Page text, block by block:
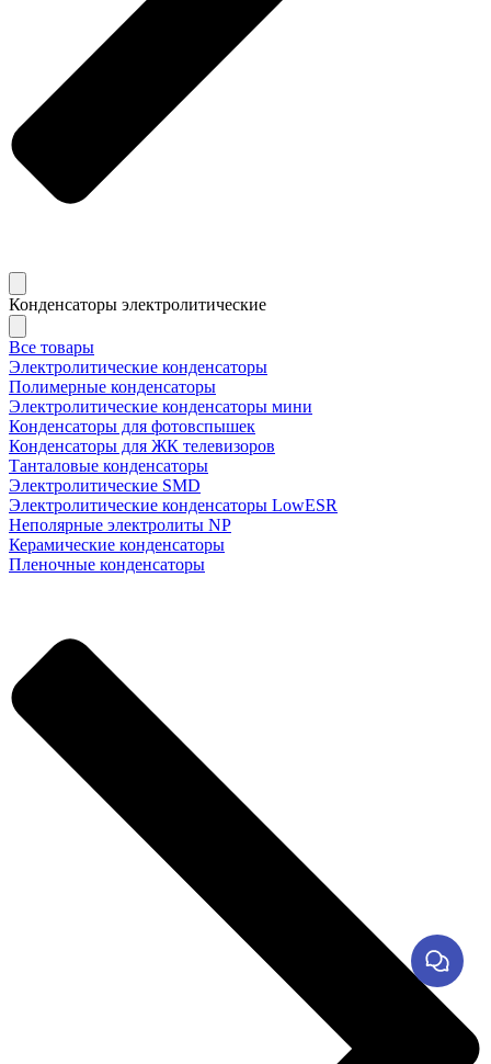
Конденсаторы электролитические
Все товары
Электролитические конденсаторы
Полимерные конденсаторы
Электролитические конденсаторы мини
Конденсаторы для фотовспышек
Конденсаторы для ЖК телевизоров
Танталовые конденсаторы
Электролитические SMD
Электролитические конденсаторы LowESR
Неполярные электролиты NP
Керамические конденсаторы
Пленочные конденсаторы